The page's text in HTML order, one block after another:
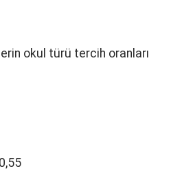
okul türü tercih oranları